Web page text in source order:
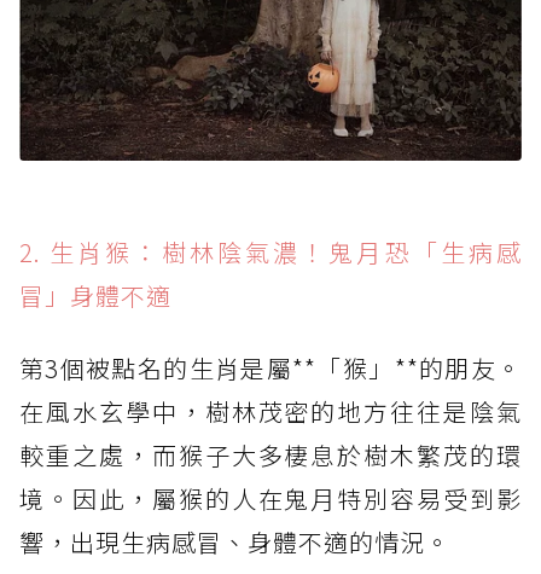
2. 生肖猴：樹林陰氣濃！鬼月恐「生病感
冒」身體不適
第3個被點名的生肖是屬**「猴」**的朋友。
在風水玄學中，樹林茂密的地方往往是陰氣
較重之處，而猴子大多棲息於樹木繁茂的環
境。因此，屬猴的人在鬼月特別容易受到影
響，出現生病感冒、身體不適的情況。